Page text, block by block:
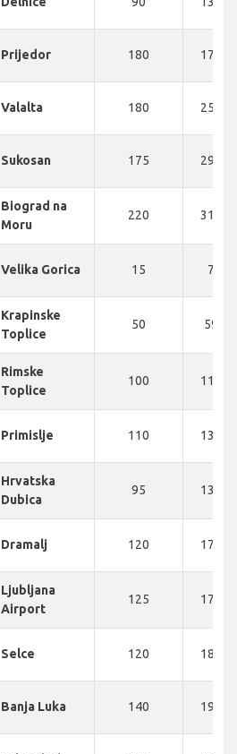
Prijedor 180 170
Valalta 180 258
Sukosan 175 296
Biograd na
Moru
220 314
Velika Gorica 15 7 KM
Krapinske
Toplice
50 59
Rimske
Toplice
100 110
Primislje 110 130
Hrvatska
Dubica
95 130
Dramalj 120 175
Ljubljana
Airport
125 176
Selce 120 180
Banja Luka 140 191